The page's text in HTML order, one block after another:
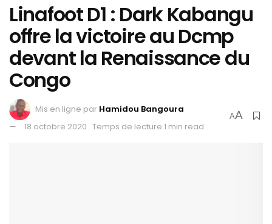
Linafoot D1 : Dark Kabangu
offre la victoire au Dcmp
devant la Renaissance du
Congo
Mis en ligne par Hamidou Bangoura
18 octobre 2020 Temps de lecture:1 min read
AA